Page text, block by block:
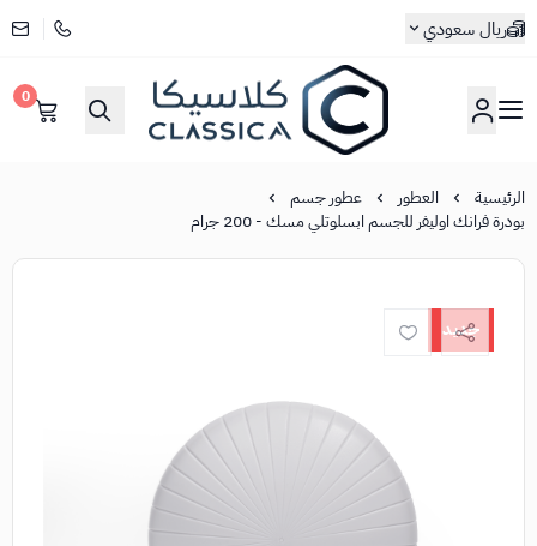
ريال سعودي
كلاسيكا
0
الرئيسية العطور
عطور جسم
بودرة فرانك اوليفر للجسم ابسلوتلي مسك - 200 جرام
جديد